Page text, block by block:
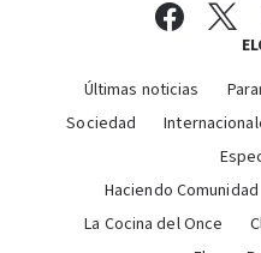
Últimas noticias
Sociedad
Haciendo Comunidad
La Cocina del Once